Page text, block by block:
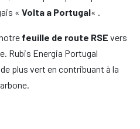
« Volta a Portugal« .
feuille de route RSE vers
Rubis Energia Portugal
plus vert en contribuant à la